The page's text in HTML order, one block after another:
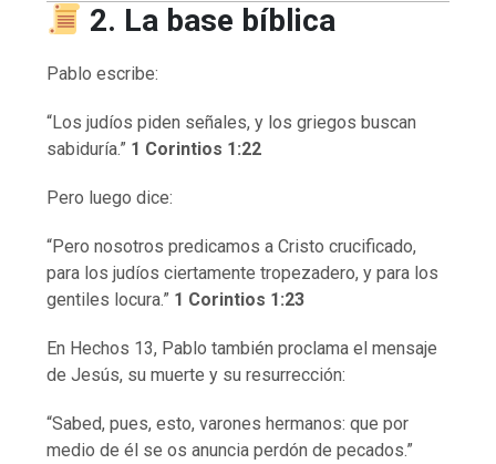
2. La base bíblica
Pablo escribe:
“Los judíos piden señales, y los griegos buscan
sabiduría.” 1 Corintios 1:22
Pero luego dice:
“Pero nosotros predicamos a Cristo crucificado,
para los judíos ciertamente tropezadero, y para los
gentiles locura.” 1 Corintios 1:23
En Hechos 13, Pablo también proclama el mensaje
de Jesús, su muerte y su resurrección:
“Sabed, pues, esto, varones hermanos: que por
medio de él se os anuncia perdón de pecados.”